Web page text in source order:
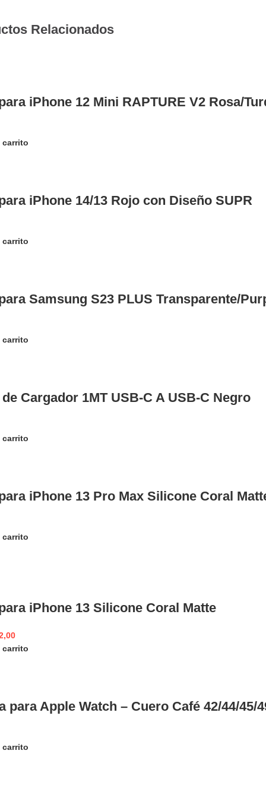
Relacionados
iPhone 12 Mini RAPTURE V2 Rosa/
carrito
iPhone 14/13 Rojo con Diseño SUPR
carrito
Samsung S23 PLUS Transparente/
carrito
Cargador 1MT USB-C A USB-C Negro
carrito
iPhone 13 Pro Max Silicone Coral
carrito
iPhone 13 Silicone Coral Matte
carrito
para Apple Watch – Cuero Café 42/44/45/
carrito